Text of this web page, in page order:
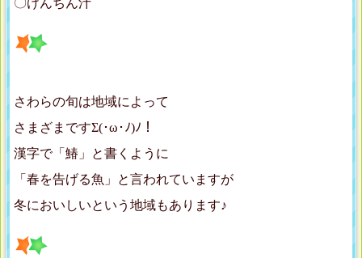
〇けんちん汁
さわらの旬は地域によって
さまざまですΣ(･ω･ﾉ)ﾉ！
漢字で「鰆」と書くように
「春を告げる魚」と言われていますが
冬においしいという地域もあります♪